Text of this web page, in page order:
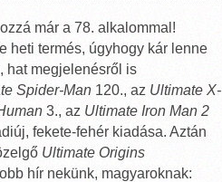
már a 78. alkalommal!
heti termés, úgyhogy kár lenne
hat megjelenésről is
Spider-Man120., az Ultimate X-
3., az Ultimate Iron Man 2
fekete-fehér kiadása. Aztán
Ultimate Origins
hír nekünk, magyaroknak: